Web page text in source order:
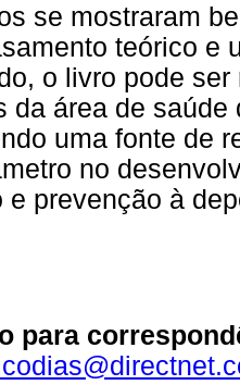
se mostraram
teórico e
o livro pode
da área de
uma fonte de
no
e prevenção à
para